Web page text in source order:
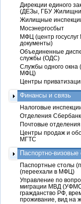
Дирекции единого
(ДЕЗы, ГБУ
Жилищные
Мосэнергосбыт
МФЦ (центр госуслуг
документы)
Объединенные
службы (ОДС)
Службы одного окна
МФЦ)
Центры
Финансы и связь
Налоговые
Отделения
Почтовые отделения
Центры продаж и
МГТС
Паспортно-
Паспортные столы
(переехали в МФЦ)
Управление по
миграции МВД
гражданство РФ,
проживание, вид на